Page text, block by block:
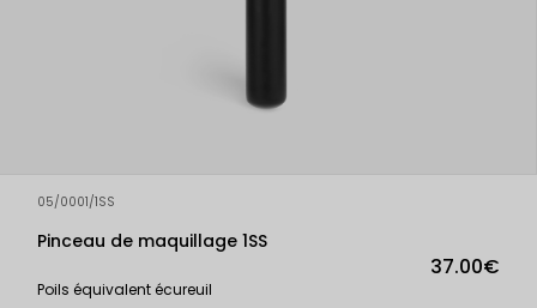
05/0001/1SS
Pinceau de maquillage 1SS
37.00€
Poils équivalent écureuil